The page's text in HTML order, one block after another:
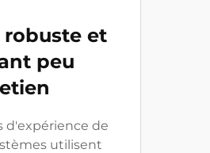
et
peu
d'expérience de
utilisent